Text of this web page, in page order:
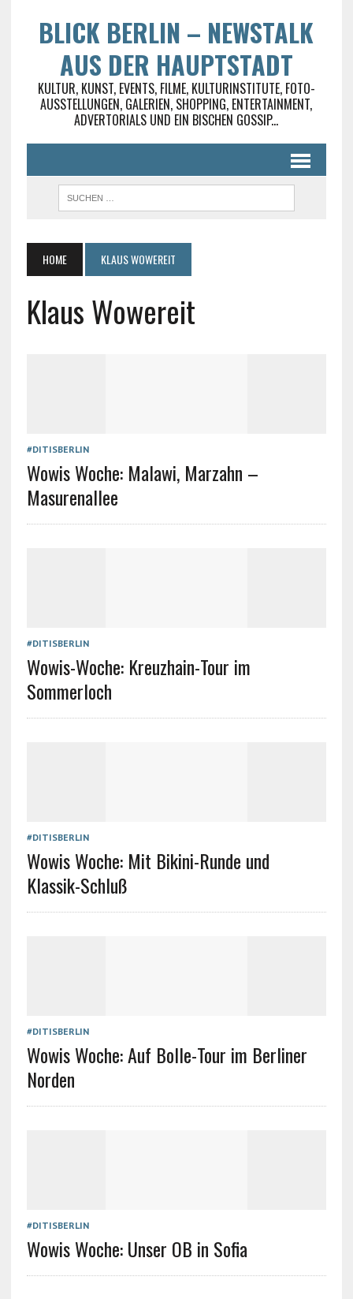
BLICK BERLIN – NEWSTALK
AUS DER HAUPTSTADT
KULTUR, KUNST, EVENTS, FILME, KULTURINSTITUTE, FOTO-
AUSSTELLUNGEN, GALERIEN, SHOPPING, ENTERTAINMENT,
ADVERTORIALS UND EIN BISCHEN GOSSIP...
HOME KLAUS WOWEREIT
Klaus Wowereit
#DITISBERLIN
Wowis Woche: Malawi, Marzahn –
Masurenallee
#DITISBERLIN
Wowis-Woche: Kreuzhain-Tour im
Sommerloch
#DITISBERLIN
Wowis Woche: Mit Bikini-Runde und
Klassik-Schluß
#DITISBERLIN
Wowis Woche: Auf Bolle-Tour im Berliner
Norden
#DITISBERLIN
Wowis Woche: Unser OB in Sofia